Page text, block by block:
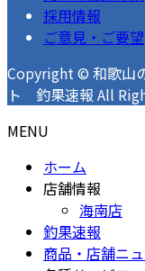
採用情報
ご意見・ご要望
Copyright © 和歌山
ト 釣果速報 All
MENU
ホーム
店舗情報
海南店
釣果速報
商品・店舗ニ